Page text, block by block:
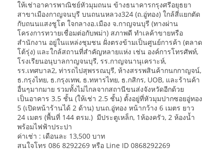
ให้เช่าอาคารพาณิชย์หัวมุมถนน ข้างธนาคารกรุงศรีอยุธยา
สาขาเมืองกาญจนบุรี บนถนนหลวง324 (ถ.อู่ทอง) ใกล้สี่แยกตัด
กับถนนแสงชูโต ใจกลางอ.เมือง จ.กาญจนบุรี (ทางผ่าน
โครงการทวายเชื่อมต่อกับพม่า) สภาพดี ทำเลค้าขายหรือ
สำนักงาน อยู่ในแหล่งชุมชน ฝั่งตรงข้ามเป็นศูนย์การค้า (ตลาด
โต้รุ่ง) และใกล้สถานที่สำคัญหลายแห่ง เช่น องค์การโทรศัพท์,
โรงเรียนอนุบาลกาญจนบุรี, รร.กาญจนานุเคราะห์,
รร.เทศบาล2, ท่ารถไปสุพรรณบุรี, ห้างสรรพสินค้ากนกกาญจน์,
ธ.กรุงไทย, ธ.กรุงเทพ, ธ.ทหารไทย, ธ.กสิกร, UOB, และร้านค้า
อื่นๆมากมาย รวมทั้งไม่ไกลจากสถานีขนส่งจังหวัดอีกด้วย
เป็นอาคาร 3.5 ชั้น (ให้เช่า 2.5 ชั้น) ตั้งอยู่ที่หัวมุมปากซอยอู่ทอง
5 (เปิดหน้าร้านได้ 2 ด้าน) บนถ.อู่ทอง หน้ากว้าง 6 เมตร ยาว
24 เมตร (พื้นที่ 144 ตรม.) มีประตูเหล็ก, 1ห้องครัว, 2 ห้องน้ำ
พร้อมไฟฟ้าประปา
ค่าเช่า : เดือนละ 13,500 บาท
สนใจโทร 086 8292269 หรือ Line ID 0868292269